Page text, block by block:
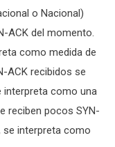
o Nacional)
ACK del momento.
como medida de
ACK recibidos se
interpreta como una
reciben pocos SYN-
se interpreta como